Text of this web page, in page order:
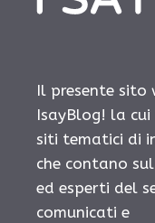
Il presente sito
IsayBlog! la
siti tematici di
che contano
ed esperti del
comunicati e